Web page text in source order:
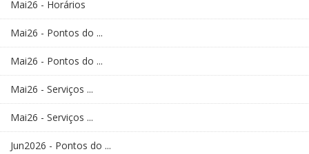
Mai26 - Horários
Mai26 - Pontos do ...
Mai26 - Pontos do ...
Mai26 - Serviços ...
Mai26 - Serviços ...
Jun2026 - Pontos do ...